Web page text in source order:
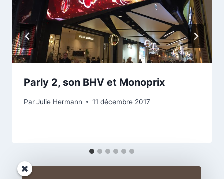
Parly 2, son BHV et Monoprix
ParJulie Hermann 11 décembre 2017